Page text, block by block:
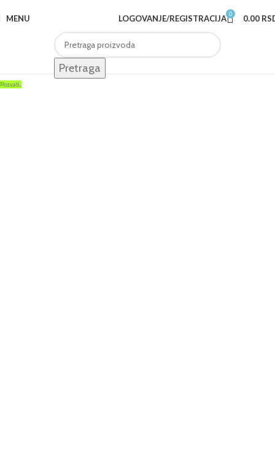
MENU LOGOVANJE/REGISTRACIJA 0 0.00
Pretraga
Pozvati...